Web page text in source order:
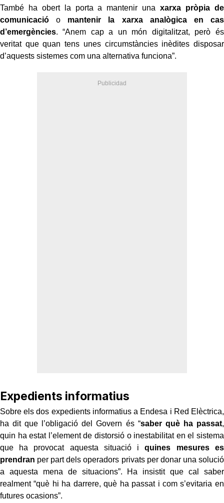
També ha obert la porta a mantenir unaxarxa pròpia de
comunicació o mantenir la xarxa analògica en cas
d’emergències. “Anem cap a un món digitalitzat, però és
veritat que quan tens unes circumstàncies inèdites disposar
d’aquests sistemes com una alternativa funciona”.
Expedients informatius
Sobre els dos expedients informatius a Endesa i Red Elèctrica,
ha dit que l’obligació del Govern és “saber què ha passat,
quin ha estat l’element de distorsió o inestabilitat en el sistema
que ha provocat aquesta situació iquines mesures es
prendran per part dels operadors privats per donar una solució
a aquesta mena de situacions”. Ha insistit que cal saber
realment “què hi ha darrere, què ha passat i com s’evitaria en
futures ocasions”.